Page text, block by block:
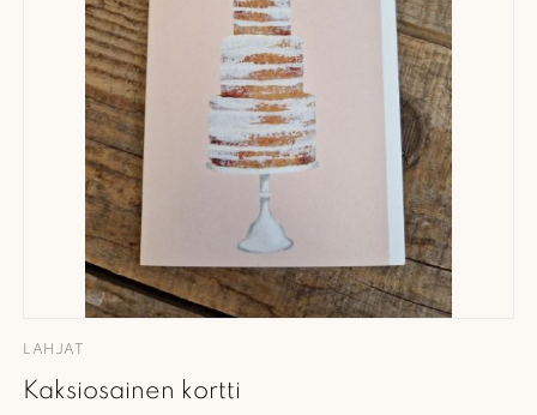
LAHJAT
Kaksiosainen kortti